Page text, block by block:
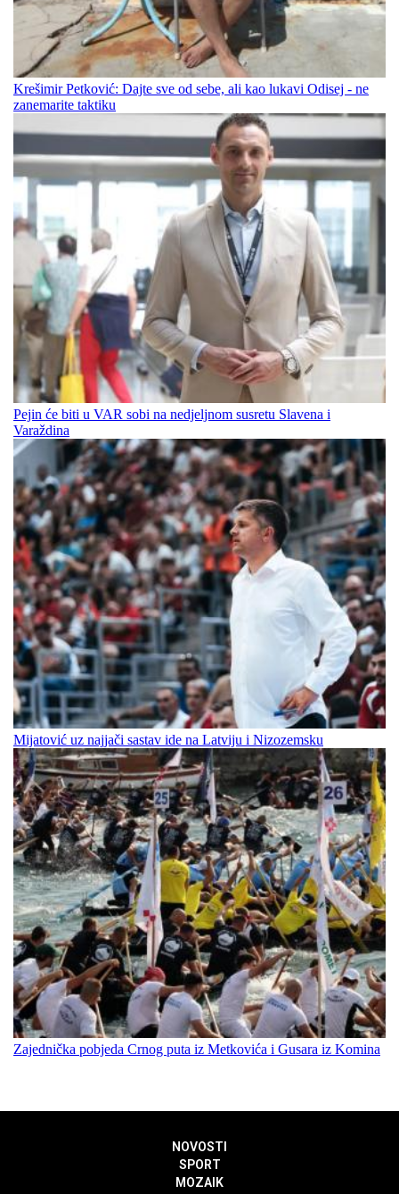
Krešimir Petković: Dajte sve od sebe, ali kao lukavi Odisej - ne
zanemarite taktiku
Pejin će biti u VAR sobi na nedjeljnom susretu Slavena i
Varaždina
Mijatović uz najjači sastav ide na Latviju i Nizozemsku
Zajednička pobjeda Crnog puta iz Metkovića i Gusara iz Komina
NOVOSTI
SPORT
MOZAIK